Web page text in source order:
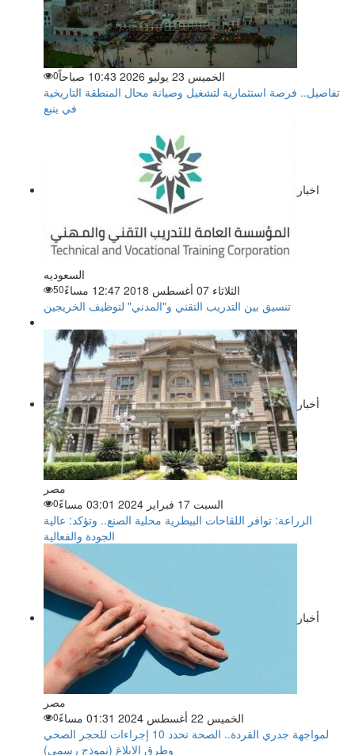
الخميس 23 يوليو 2026 10:43 صباحاً 0
تفاصيل.. فرصة استثمارية لتشغيل وصيانة محال المنطقة التاريخية
في ينبع
اخبار
السعوديه
الثلاثاء 07 أغسطس 2018 12:47 مساءً
50
تنسيق بين التدريب التقني و"المدني" لتوظيف الخريجين
أخبار
مصر
السبت 17 فبراير 2024 03:01 مساءً
0
الزراعة: توافر اللقاحات البيطرية محلية الصنع.. وتؤكد: عالية
الجودة والفعالية
أخبار
مصر
الخميس 22 أغسطس 2024 01:31 مساءً
0
لمواجهة جدري القردة.. الصحة تحدد 10 إجراءات للحجر الصحي
وطرق الإبلاغ (نموذج رسمي)